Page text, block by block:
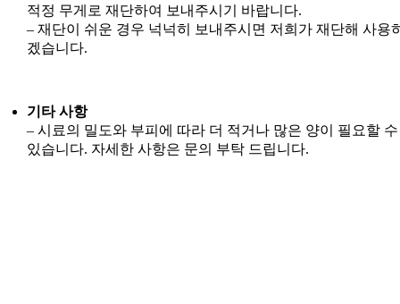
적정 무게로 재단하여 보내주시기 바랍니다.
– 재단이 쉬운 경우 넉넉히 보내주시면 저희가 재단해 사용
겠습니다.
기타 사항
– 시료의 밀도와 부피에 따라 더 적거나 많은 양이 필요할 수
있습니다. 자세한 사항은 문의 부탁 드립니다.